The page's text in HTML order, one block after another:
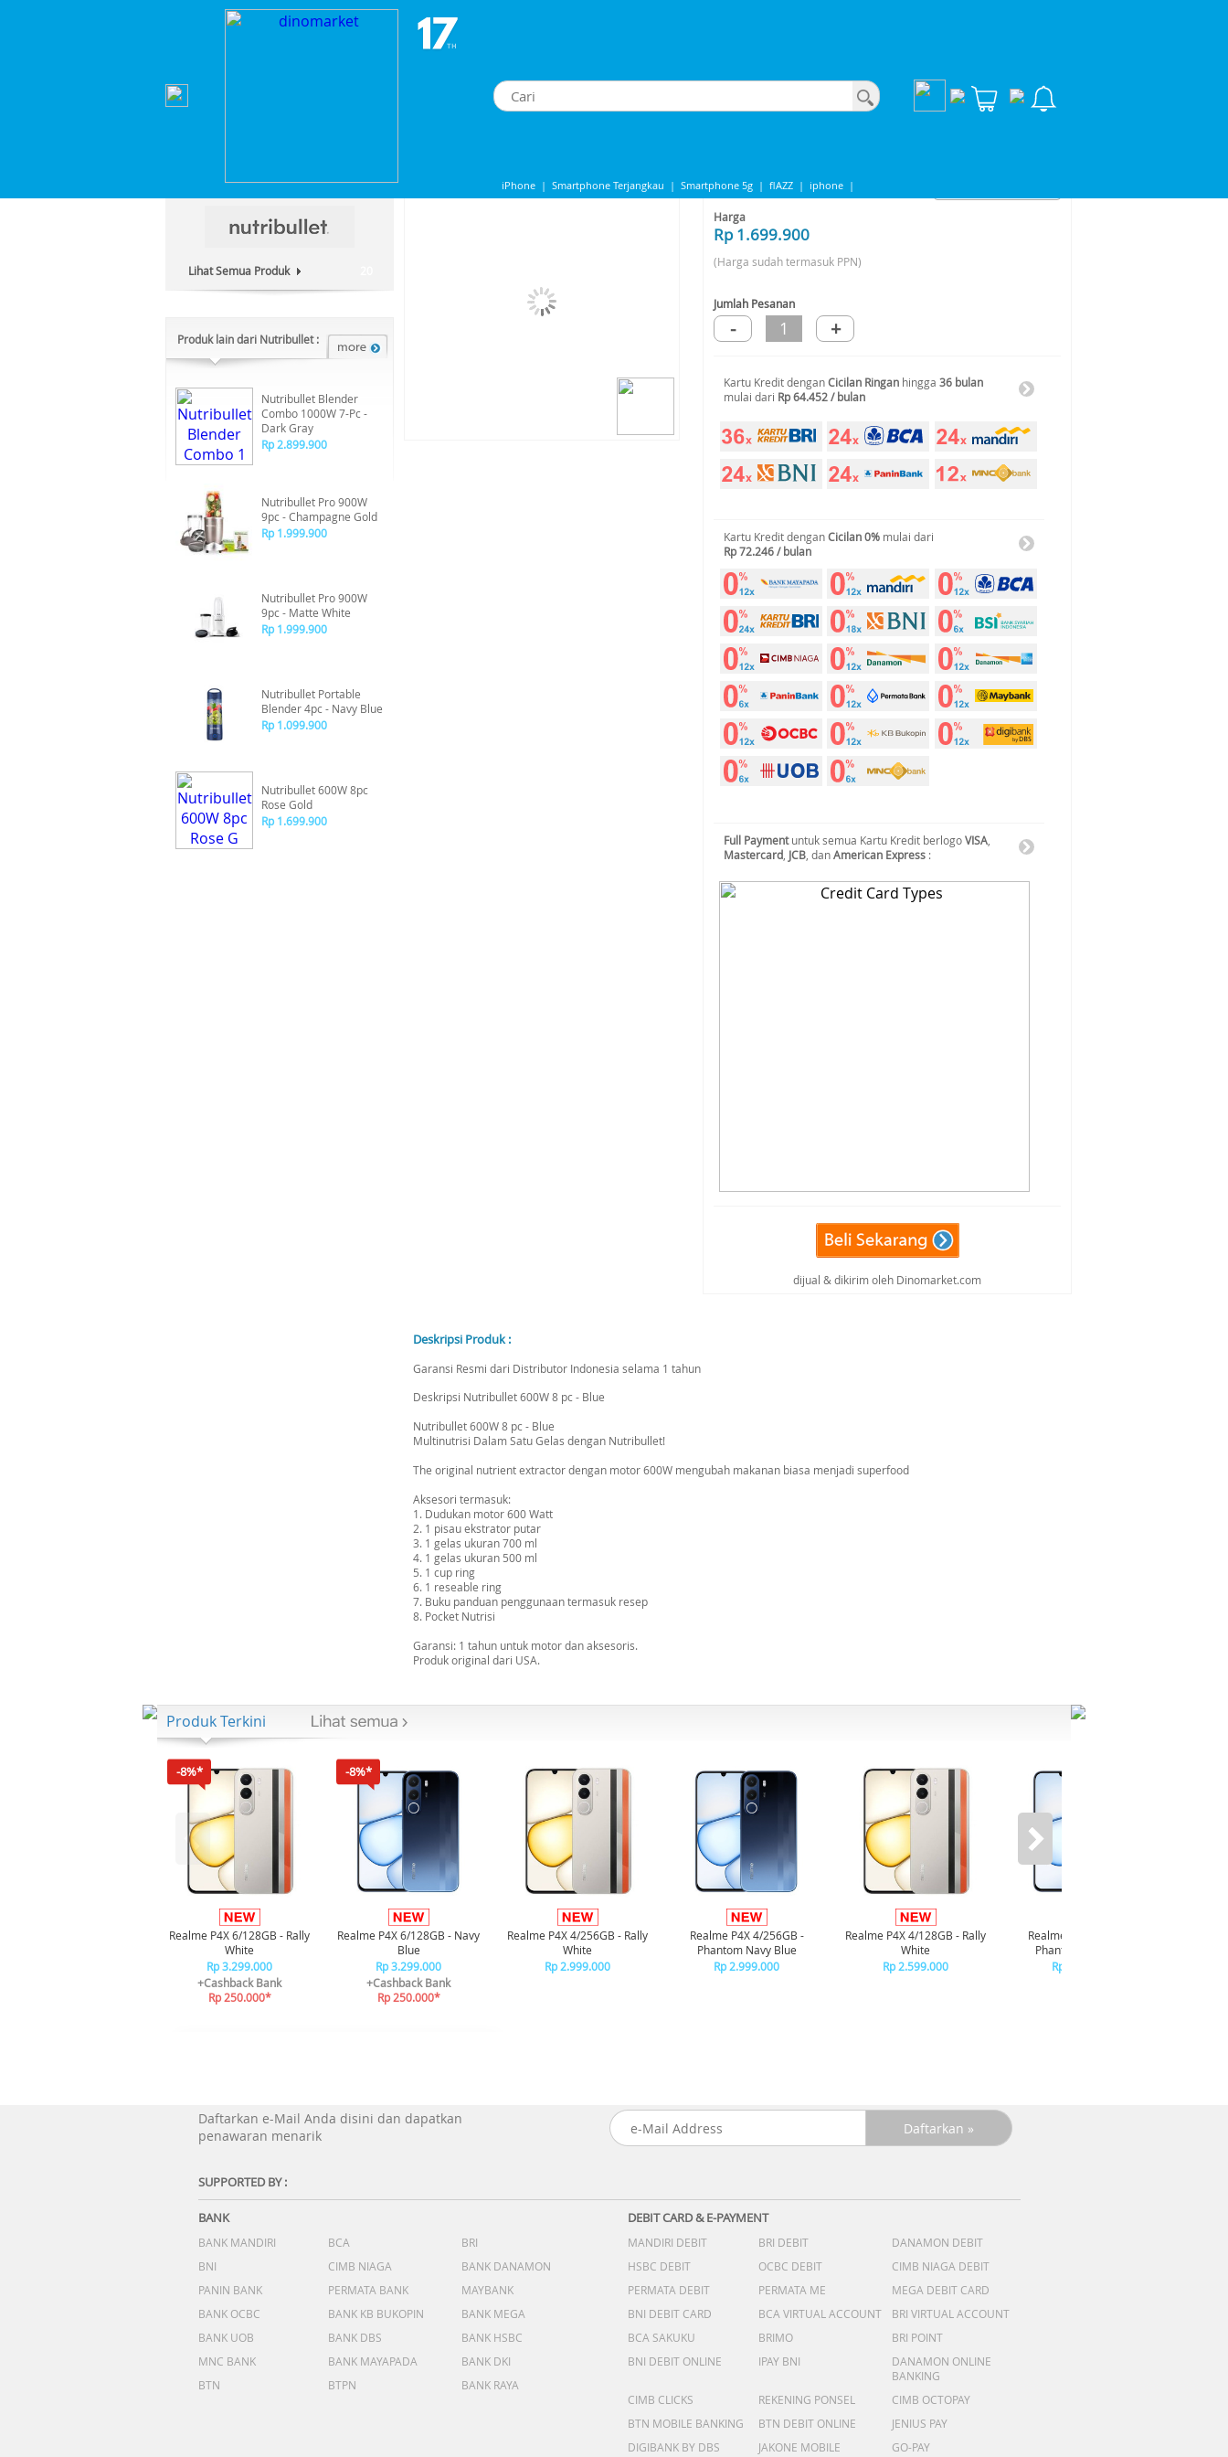
iPhone | Smartphone Terjangkau | Smartphone 5g | flAZZ | iphone |
Home
Nutribullet 600W 8PC - Blue
Lihat Semua Produk
Produk lain dari Nutribullet :
Nutribullet Blender
Combo 1000W 7-Pc -
Dark Gray
Rp 2.899.900
Nutribullet Pro 900W
9pc - Champagne Gold
Rp 1.999.900
Nutribullet Pro 900W
9pc - Matte White
Rp 1.999.900
Nutribullet Portable
Blender 4pc - Navy Blue
Rp 1.099.900
Nutribullet 600W 8pc
Rose Gold
Rp 1.699.900
Share to
Harga
Rp 1.699.900
(Harga sudah termasuk PPN)
Jumlah Pesanan
- 1 +
Kartu Kredit denganCicilan Ringan hingga 36 bulan
mulai dari Rp 64.452 / bulan
Kartu Kredit denganCicilan 0% mulai dari
Rp 72.246 / bulan
Full Paymentuntuk semua Kartu Kredit berlogoVISA
Mastercard JCB , danAmerican Express :
dijual & dikirim oleh Dinomarket.com
Deskripsi Produk :
Garansi Resmi dari Distributor Indonesia selama 1 tahun
Deskripsi Nutribullet 600W 8 pc - Blue
Nutribullet 600W 8 pc - Blue
Multinutrisi Dalam Satu Gelas dengan Nutribullet!
The original nutrient extractor dengan motor 600W mengubah makanan biasa menjadi superfood
Aksesori termasuk:
1. Dudukan motor 600 Watt
2. 1 pisau ekstrator putar
3. 1 gelas ukuran 700 ml
4. 1 gelas ukuran 500 ml
5. 1 cup ring
6. 1 reseable ring
7. Buku panduan penggunaan termasuk resep
8. Pocket Nutrisi
Garansi: 1 tahun untuk motor dan aksesoris.
Produk original dari USA.
Produk Terkini
-8%*
Realme P4X 6/128GB - Rally
White
Rp 3.299.000
+Cashback Bank
Rp 250.000*
-8%*
Realme P4X 6/128GB - Navy
Blue
Rp 3.299.000
+Cashback Bank
Rp 250.000*
Realme P4X 4/256GB - Rally
White
Rp 2.999.000
Realme P4X 4/256GB -
Phantom Navy Blue
Rp 2.999.000
Realme P4X 4/128GB - Rally
White
Rp 2.599.000
Realme P4X 4/128GB -
Phantom Navy Blue
Rp 2.599.000
Daftarkan e-Mail Anda disini dan dapatkan
penawaran menarik
SUPPORTED BY :
BANK
BANK MANDIRI BCA
BRI
BNI
CIMB NIAGA
BANK DANAMON
PANIN BANK
PERMATA BANK
MAYBANK
BANK OCBC
BANK KB BUKOPIN
BANK MEGA
BANK UOB
BANK DBS
BANK HSBC
MNC BANK
BANK MAYAPADA
BANK DKI
BTN
BTPN BANK RAYA
DEBIT CARD & E-PAYMENT
MANDIRI DEBIT BRI DEBIT
DANAMON DEBIT
HSBC DEBIT
OCBC DEBIT
CIMB NIAGA DEBIT
PERMATA DEBIT
PERMATA ME
MEGA DEBIT CARD
BNI DEBIT CARD
BCA VIRTUAL ACCOUNT
BRI VIRTUAL ACCOUNT
BCA SAKUKU
BRIMO
BRI POINT
BNI DEBIT ONLINE
IPAY BNI
DANAMON ONLINE
BANKING
CIMB CLICKS
REKENING PONSEL
CIMB OCTOPAY
BTN MOBILE BANKING
BTN DEBIT ONLINE
JENIUS PAY
DIGIBANK BY DBS
JAKONE MOBILE GO-PAY